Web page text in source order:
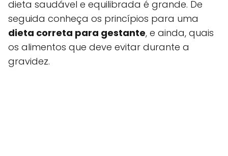
dieta saudável e equilibrada é grande. De
seguida conheça os princípios para uma
dieta correta para gestante, e ainda, quais
os alimentos que deve evitar durante a
gravidez.